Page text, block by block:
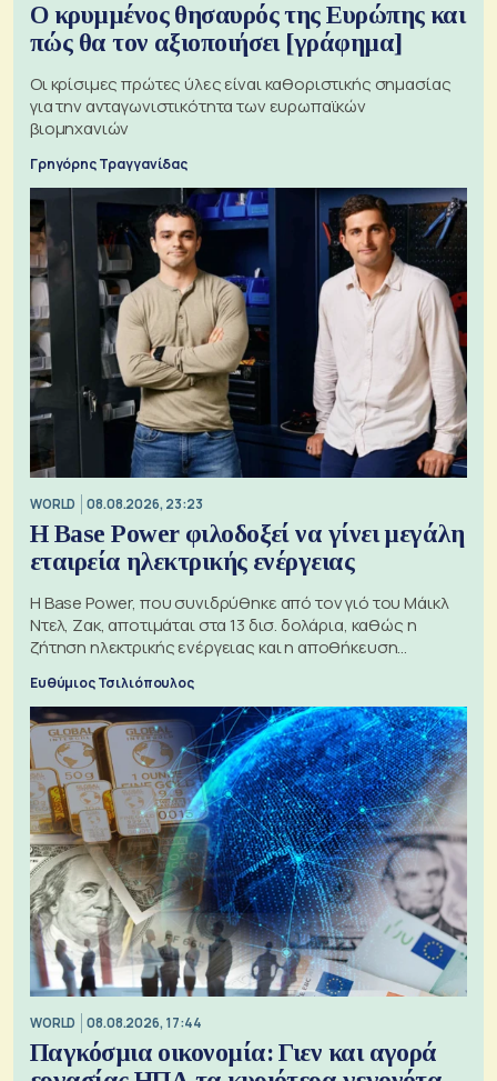
Ο κρυμμένος θησαυρός της Ευρώπης και
πώς θα τον αξιοποιήσει [γράφημα]
Οι κρίσιμες πρώτες ύλες είναι καθοριστικής σημασίας
για την ανταγωνιστικότητα των ευρωπαϊκών
βιομηχανιών
Γρηγόρης Τραγγανίδας
WORLD 08.08.2026, 23:23
Η Base Power φιλοδοξεί να γίνει μεγάλη
εταιρεία ηλεκτρικής ενέργειας
Η Base Power, που συνιδρύθηκε από τον γιό του Μάικλ
Ντελ, Ζακ, αποτιμάται στα 13 δισ. δολάρια, καθώς η
ζήτηση ηλεκτρικής ενέργειας και η αποθήκευση
Ευθύμιος Τσιλιόπουλος
WORLD 08.08.2026, 17:44
Παγκόσμια οικονομία: Γιεν και αγορά